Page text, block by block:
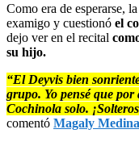
Como era de esperarse, la
examigo y cuestionó el
dejo ver en el recital
su hijo.
“El Deyvis bien
grupo. Yo pensé que
Cochinola solo.
comentó Magaly Medina